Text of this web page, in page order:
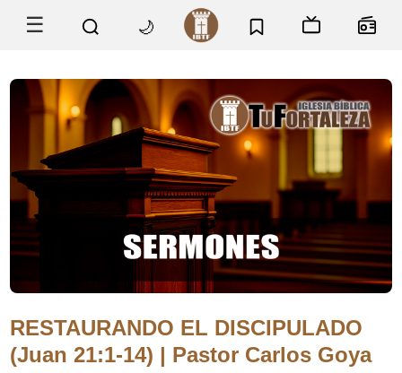
☰ 🌙
RESTAURANDO EL DISCIPULADO
(Juan 21:1-14) | Pastor Carlos Goya